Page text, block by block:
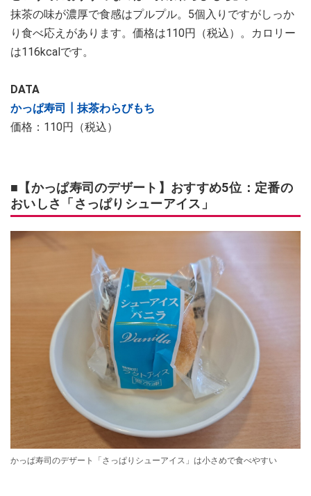
抹茶の味が濃厚で食感はプルプル。5個入りですがしっか
り食べ応えがあります。価格は110円（税込）。カロリー
は116kcalです。
DATA
かっぱ寿司┃抹茶わらびもち
価格：110円（税込）
■【かっぱ寿司のデザート】おすすめ5位：定番の
おいしさ「さっぱりシューアイス」
かっぱ寿司のデザート「さっぱりシューアイス」は小さめで食べやすい